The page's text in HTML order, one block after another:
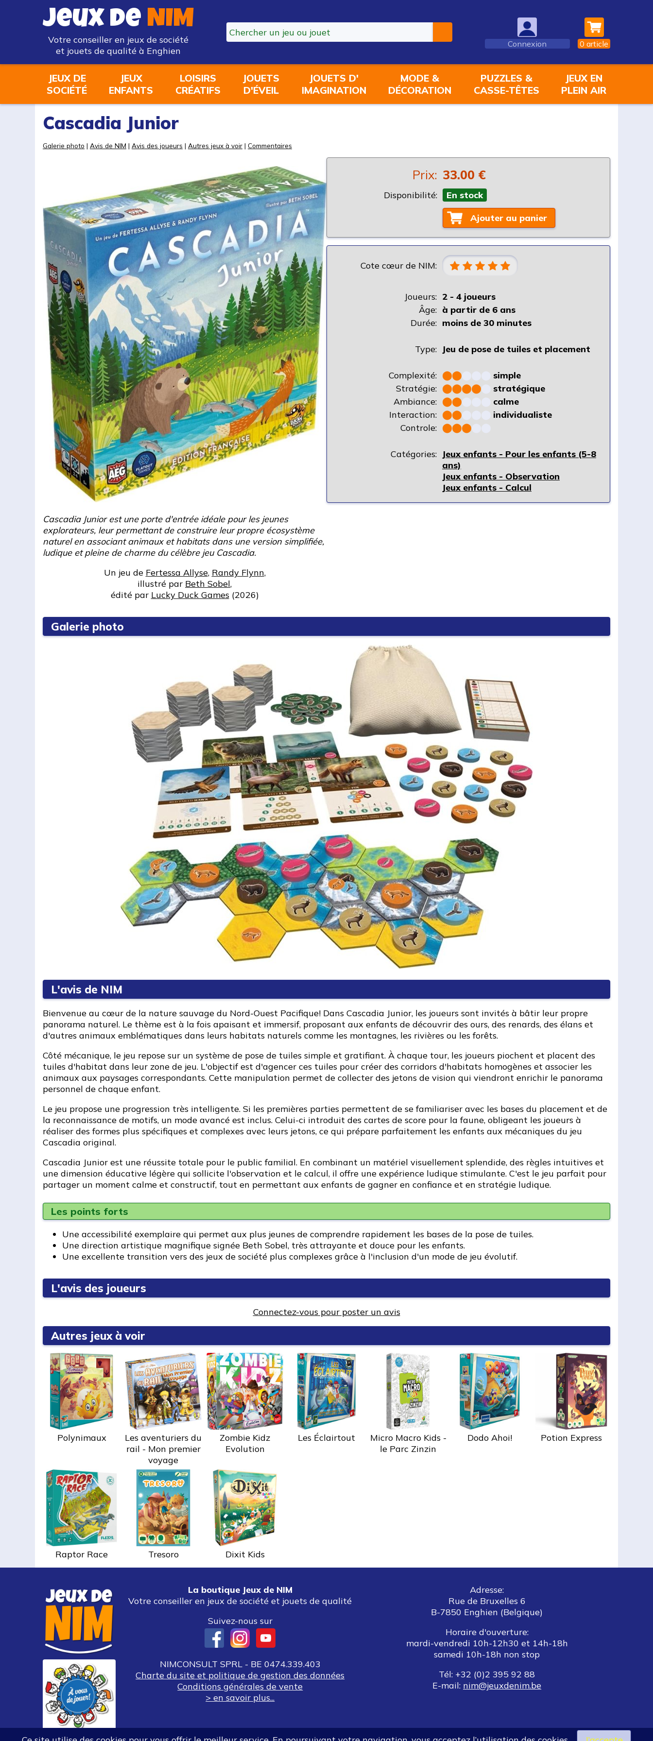
Jeux de NIM
Votre conseiller en jeux de société
et jouets de qualité à Enghien
Connexion 0 article
JEUX DE
SOCIÉTÉ
JEUX
ENFANTS
LOISIRS
CRÉATIFS
JOUETS
D'ÉVEIL
JOUETS D'
IMAGINATION
MODE &
DÉCORATION
PUZZLES &
CASSE-TÊTES
JEUX EN
PLEIN AIR
Cascadia Junior
Galerie photo | Avis de NIM | Avis des joueurs | Autres jeux à voir | Commentaires
Cascadia Junior est une porte d'entrée idéale pour les jeunes
explorateurs, leur permettant de construire leur propre écosystème
naturel en associant animaux et habitats dans une version simplifiée,
ludique et pleine de charme du célèbre jeu Cascadia.
Un jeu de Fertessa Allyse, Randy Flynn,
illustré par Beth Sobel,
édité par Lucky Duck Games(2026)
Prix: 33.00 €
Disponibilité: En stock
Ajouter au panier
Cote cœur de NIM:
Joueurs: 2 - 4 joueurs
Âge: à partir de 6 ans
Durée: moins de 30 minutes
Type: Jeu de pose de tuiles et placement
Complexité: ⬤⬤
simple
Stratégie: ⬤⬤⬤⬤
stratégique
Ambiance: ⬤⬤
calme
Interaction: ⬤⬤
individualiste
Controle: ⬤⬤⬤
Catégories:
Jeux enfants - Pour les enfants (5-8
ans)
Jeux enfants - Observation
Jeux enfants - Calcul
Galerie photo
L'avis de NIM
Bienvenue au cœur de la nature sauvage du Nord-Ouest Pacifique! Dans Cascadia Junior, les joueurs sont invités à bâtir leur propre
panorama naturel. Le thème est à la fois apaisant et immersif, proposant aux enfants de découvrir des ours, des renards, des élans et
d'autres animaux emblématiques dans leurs habitats naturels comme les montagnes, les rivières ou les forêts.
Côté mécanique, le jeu repose sur un système de pose de tuiles simple et gratifiant. À chaque tour, les joueurs piochent et placent des
tuiles d'habitat dans leur zone de jeu. L'objectif est d'agencer ces tuiles pour créer des corridors d'habitats homogènes et associer les
animaux aux paysages correspondants. Cette manipulation permet de collecter des jetons de vision qui viendront enrichir le panorama
personnel de chaque enfant.
Le jeu propose une progression très intelligente. Si les premières parties permettent de se familiariser avec les bases du placement et de
la reconnaissance de motifs, un mode avancé est inclus. Celui-ci introduit des cartes de score pour la faune, obligeant les joueurs à
réaliser des formes plus spécifiques et complexes avec leurs jetons, ce qui prépare parfaitement les enfants aux mécaniques du jeu
Cascadia original.
Cascadia Junior est une réussite totale pour le public familial. En combinant un matériel visuellement splendide, des règles intuitives et
une dimension éducative légère qui sollicite l'observation et le calcul, il offre une expérience ludique stimulante. C'est le jeu parfait pour
partager un moment calme et constructif, tout en permettant aux enfants de gagner en confiance et en stratégie ludique.
Les points forts
Une accessibilité exemplaire qui permet aux plus jeunes de comprendre rapidement les bases de la pose de tuiles.
Une direction artistique magnifique signée Beth Sobel, très attrayante et douce pour les enfants.
Une excellente transition vers des jeux de société plus complexes grâce à l'inclusion d'un mode de jeu évolutif.
L'avis des joueurs
Connectez-vous pour poster un avis
Autres jeux à voir
Polynimaux
Les aventuriers du
rail - Mon premier
voyage
Zombie Kidz
Evolution
Les Éclairtout
Micro Macro Kids -
le Parc Zinzin
Dodo Ahoi! Potion Express
Raptor Race Tresoro Dixit Kids
La boutique Jeux de NIM
Votre conseiller en jeux de société et jouets de qualité
Suivez-nous sur
NIMCONSULT SPRL - BE 0474.339.403
Charte du site et politique de gestion des données
Conditions générales de vente
> en savoir plus...
Adresse:
Rue de Bruxelles 6
B-7850 Enghien (Belgique)
Horaire d'ouverture:
mardi-vendredi 10h-12h30 et 14h-18h
samedi 10h-18h non stop
Tél: +32 (0)2 395 92 88
E-mail: nim@jeuxdenim.be